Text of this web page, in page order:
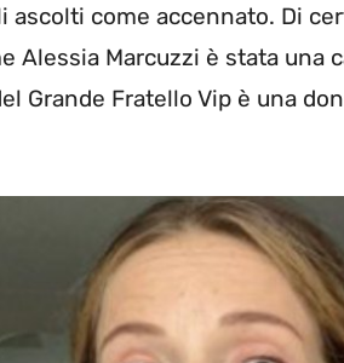
come accennato. Di
Alessia Marcuzzi è stata una
Grande Fratello Vip è una